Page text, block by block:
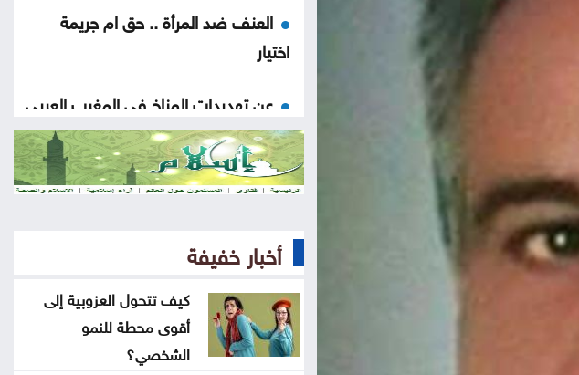
العنف ضد المرأة .. حق ام جريمة
اختيار
عن تهديدات المناخ في المغرب العربي
أخيراً العالم يكتشف سبتة
من كريم خان إلى بيدرو سانشيز…
كلفة الوقوف مع فلسطين
جون إسبوزيتو ومجتمعات الإسلام:
أخبار خفيفة
كيف تتحول العزوبية إلى
أقوى محطة للنمو
الشخصي؟